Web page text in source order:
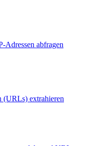
Adressen abfragen
(URLs) extrahieren